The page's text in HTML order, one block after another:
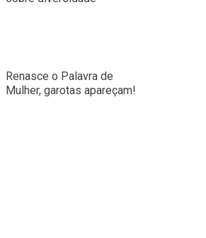
Renasce o Palavra de
Mulher, garotas apareçam!